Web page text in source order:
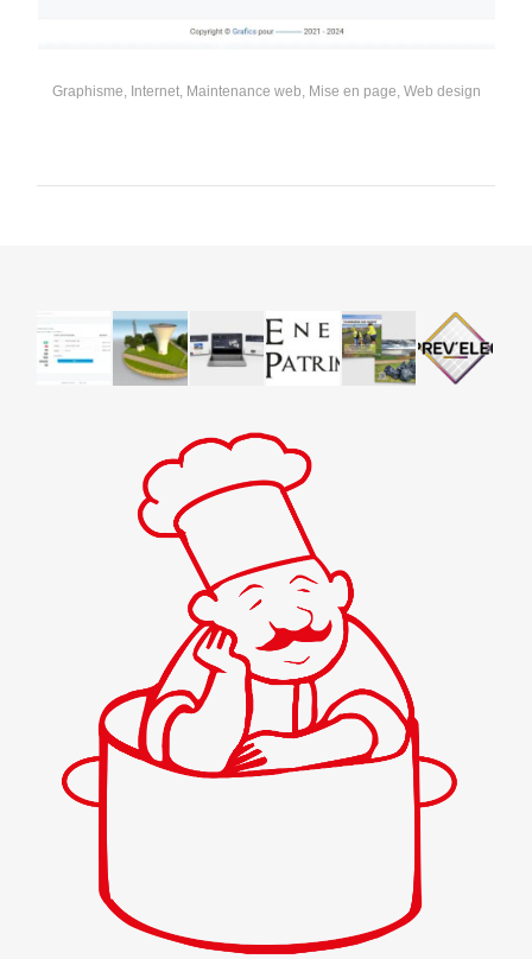
Graphisme, Internet, Maintenance web, Mise en page,Web design